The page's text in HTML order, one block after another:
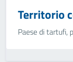
Territorio
Paese di tartufi,